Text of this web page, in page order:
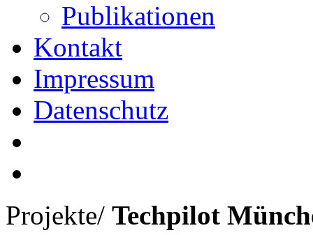
Publikationen
Kontakt
Impressum
Datenschutz
Projekte/ Techpilot